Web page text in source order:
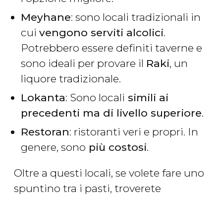
Meyhane: sono locali tradizionali in
cui vengono serviti alcolici.
Potrebbero essere definiti taverne e
sono ideali per provare il Raki, un
liquore tradizionale.
Lokanta: Sono locali simili ai
precedenti ma di livello superiore.
Restoran: ristoranti veri e propri. In
genere, sono più costosi.
Oltre a questi locali, se volete fare uno
spuntino tra i pasti, troverete